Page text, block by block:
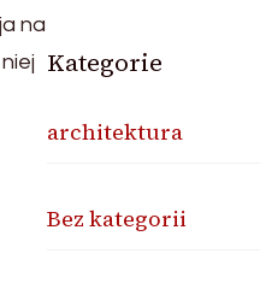
na
Kategorie
architektura
Bez kategorii